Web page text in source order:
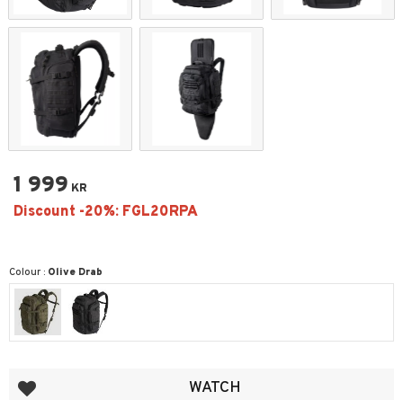
1 999 KR
Colour : Olive Drab
Add to favorites WATCH